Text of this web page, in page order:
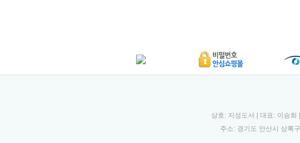
상호: 지성도서 | 대표: 이승희
주소: 경기도 안산시 상록